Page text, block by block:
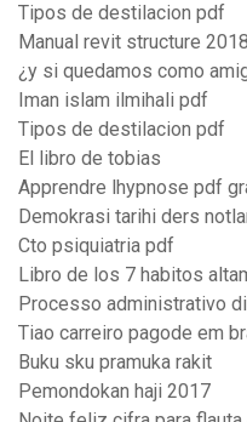
Tipos de destilacion pdf
Manual revit structure
¿y si quedamos como
Iman islam ilmihali pdf
Tipos de destilacion pdf
El libro de tobias
Apprendre lhypnose pdf
Demokrasi tarihi ders
Cto psiquiatria pdf
Libro de los 7 habitos
Processo administrativo
Tiao carreiro pagode em
Buku sku pramuka rakit
Pemondokan haji 2017